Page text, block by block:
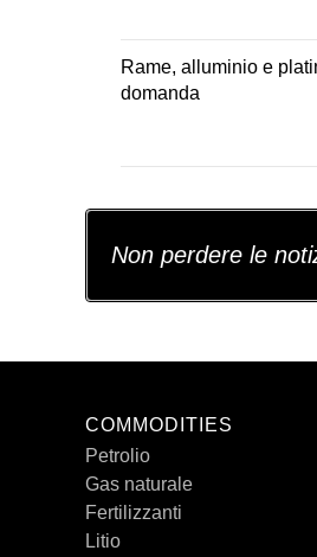
Rame, alluminio e
domanda
Non perdere le
COMMODITIES
Petrolio
Gas naturale
Fertilizzanti
Litio